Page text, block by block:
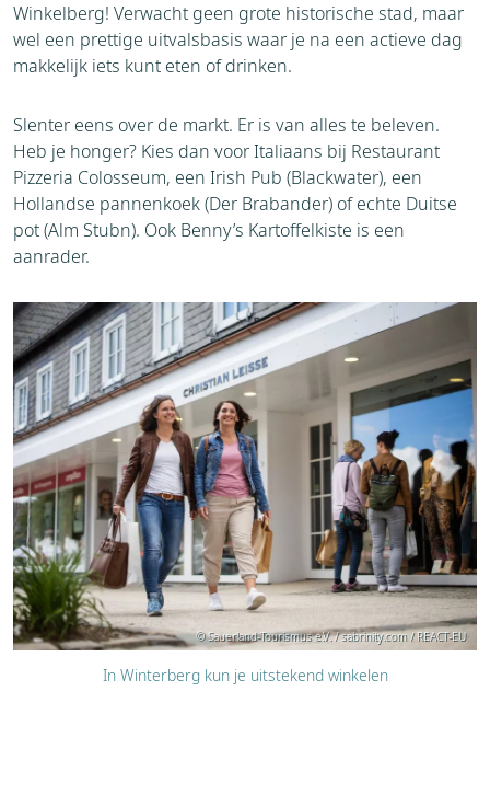
Winkelberg! Verwacht geen grote historische stad, maar
wel een prettige uitvalsbasis waar je na een actieve dag
makkelijk iets kunt eten of drinken.
Slenter eens over de markt. Er is van alles te beleven.
Heb je honger? Kies dan voor Italiaans bij Restaurant
Pizzeria Colosseum, een Irish Pub (Blackwater), een
Hollandse pannenkoek (Der Brabander) of echte Duitse
pot (Alm Stubn). Ook Benny’s Kartoffelkiste is een
aanrader.
© Sauerland-Tourismus e.V. / sabrinity.com / REACT-EU
In Winterberg kun je uitstekend winkelen